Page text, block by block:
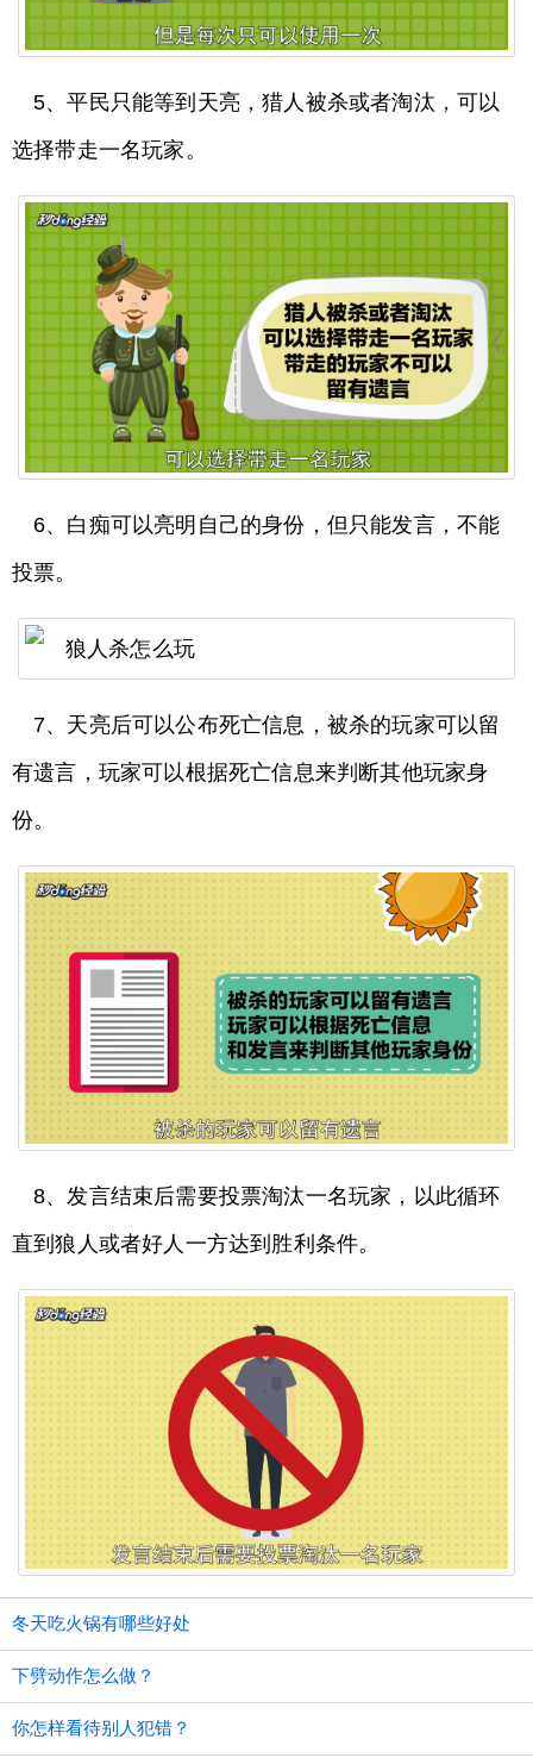
5、平民只能等到天亮，猎人被杀或者淘汰，可以
选择带走一名玩家。
6、白痴可以亮明自己的身份，但只能发言，不能
投票。
7、天亮后可以公布死亡信息，被杀的玩家可以留
有遗言，玩家可以根据死亡信息来判断其他玩家身
份。
8、发言结束后需要投票淘汰一名玩家，以此循环
直到狼人或者好人一方达到胜利条件。
冬天吃火锅有哪些好处
下劈动作怎么做？
你怎样看待别人犯错？